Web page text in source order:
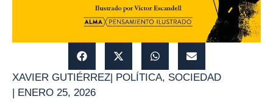
XAVIER GUTIÉRREZ| POLÍTICA, SOCIEDAD
| ENERO 25, 2026